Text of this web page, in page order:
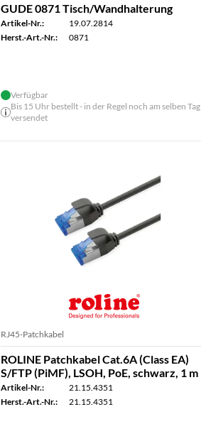
GUDE 0871 Tisch/Wandhalterung
Artikel-Nr.:
19.07.2814
Herst.-Art.-Nr.:
0871
Verfügbar
Bis 15 Uhr bestellt - in der Regel noch am selben Tag
versendet
RJ45-Patchkabel
ROLINE Patchkabel Cat.6A (Class EA)
S/FTP (PiMF), LSOH, PoE, schwarz, 1 m
Artikel-Nr.:
21.15.4351
Herst.-Art.-Nr.:
21.15.4351